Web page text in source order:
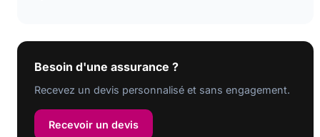
Besoin d'une assurance ?
Recevez un devis personnalisé et sans engagement.
Recevoir un devis